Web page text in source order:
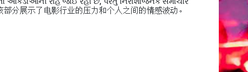
分展示了电影行业的压力和个人之间的情感波动。